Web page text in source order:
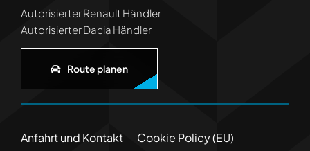
Autorisierter Renault Händler
Autorisierter Dacia Händler
Route planen
Anfahrt und Kontakt
Cookie Policy (EU)